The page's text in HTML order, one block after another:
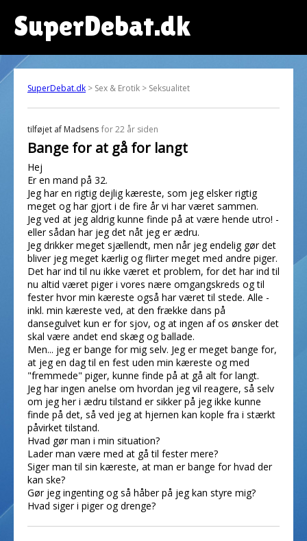
SuperDebat.dk
SuperDebat.dk > Sex & Erotik > Seksualitet
tilføjet af Madsens for 22 år siden
Bange for at gå for langt
Hej
Er en mand på 32.
Jeg har en rigtig dejlig kæreste, som jeg elsker rigtig
meget og har gjort i de fire år vi har været sammen.
Jeg ved at jeg aldrig kunne finde på at være hende utro! -
eller sådan har jeg det nåt jeg er ædru.
Jeg drikker meget sjællendt, men når jeg endelig gør det
bliver jeg meget kærlig og flirter meget med andre piger.
Det har ind til nu ikke været et problem, for det har ind til
nu altid været piger i vores nære omgangskreds og til
fester hvor min kæreste også har været til stede. Alle -
inkl. min kæreste ved, at den frække dans på
dansegulvet kun er for sjov, og at ingen af os ønsker det
skal være andet end skæg og ballade.
Men... jeg er bange for mig selv. Jeg er meget bange for,
at jeg en dag til en fest uden min kæreste og med
"fremmede" piger, kunne finde på at gå alt for langt.
Jeg har ingen anelse om hvordan jeg vil reagere, så selv
om jeg her i ædru tilstand er sikker på jeg ikke kunne
finde på det, så ved jeg at hjernen kan kople fra i stærkt
påvirket tilstand.
Hvad gør man i min situation?
Lader man være med at gå til fester mere?
Siger man til sin kæreste, at man er bange for hvad der
kan ske?
Gør jeg ingenting og så håber på jeg kan styre mig?
Hvad siger i piger og drenge?